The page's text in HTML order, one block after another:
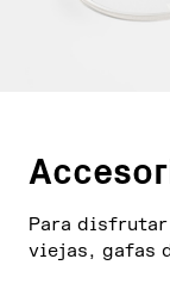
Para disfrutar
viejas, gafas